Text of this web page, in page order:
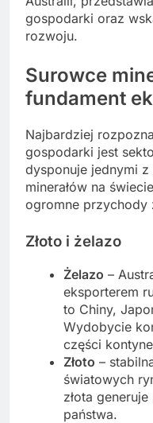
gospodarki oraz
rozwoju.
Surowce
fundament
Najbardziej
gospodarki jest
dysponuje jednymi z
minerałów na
ogromne przychody
Złoto i żelazo
Żelazo –
eksporterem
to Chiny,
Wydobycie
części
Złoto –
światowych
złota
państwa.